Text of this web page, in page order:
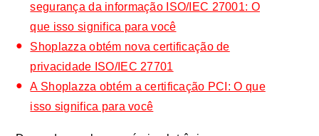
segurança da informação ISO/IEC 27001: O
que isso significa para você
Shoplazza obtém nova certificação de
privacidade ISO/IEC 27701
A Shoplazza obtém a certificação PCI: O que
isso significa para você